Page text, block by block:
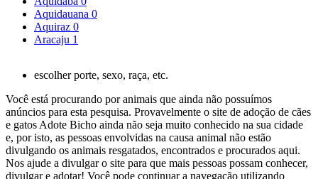
Aquidauana 0
Aquiraz 0
Aracaju 1
escolher porte, sexo, raça, etc.
Você está procurando por animais que ainda não possuímos
anúncios para esta pesquisa. Provavelmente o site de adoção de cães
e gatos Adote Bicho ainda não seja muito conhecido na sua cidade
e, por isto, as pessoas envolvidas na causa animal não estão
divulgando os animais resgatados, encontrados e procurados aqui.
Nos ajude a divulgar o site para que mais pessoas possam conhecer,
divulgar e adotar! Você pode continuar a navegação utilizando